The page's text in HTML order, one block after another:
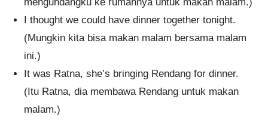
I thought we could have dinner together tonight.
(Mungkin kita bisa makan malam bersama malam
ini.)
It was Ratna, she’s bringing Rendang for dinner.
(Itu Ratna, dia membawa Rendang untuk makan
malam.)